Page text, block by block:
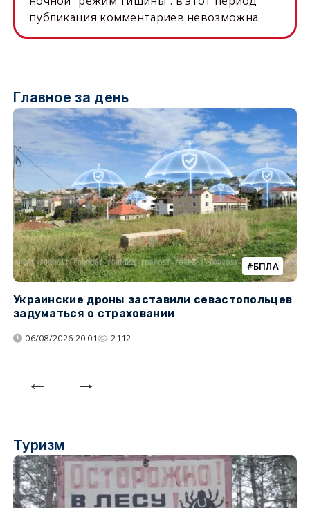
публикация комментариев невозможна.
Главное за день
БПЛА
Украинские дроны заставили севастопольцев
задуматься о страховании
06/08/2026 20:01 2112
Туризм